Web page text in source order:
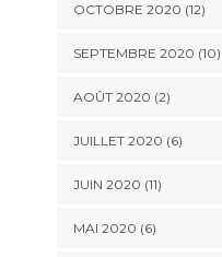
OCTOBRE 2020 (12)
SEPTEMBRE 2020 (10)
AOÛT 2020 (2)
JUILLET 2020 (6)
JUIN 2020 (11)
MAI 2020 (6)